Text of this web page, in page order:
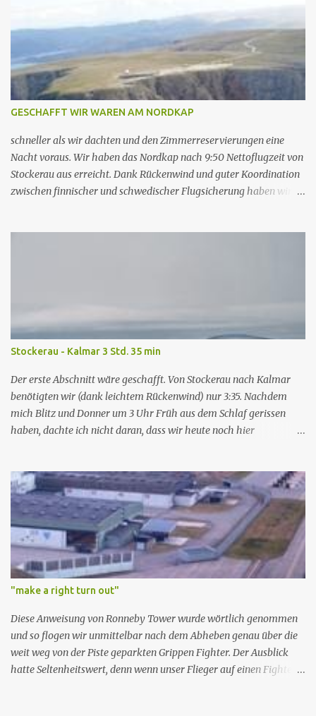
t
r
GESCHAFFT WIR WAREN AM NORDKAP
schneller als wir dachten und den Zimmerreservierungen eine
Nacht voraus. Wir haben das Nordkap nach 9:50 Nettoflugzeit von
Stockerau aus erreicht. Dank Rückenwind und guter Koordination
zwischen finnischer und schwedischer Flugsicherung haben wir
sind eine Stunde später von Hammerfest zum Nordkap (28 min.)
geflogen. In Hammerfest bekammen wir nach intensiven
für die Abrechnung zuständig - unsere weekly season card, die das
Fliegen in Norwegen sehr günstig macht. Den Flugplan (der erste
...
Stockerau - Kalmar 3 Std. 35 min
Der erste Abschnitt wäre geschafft. Von Stockerau nach Kalmar
benötigten wir (dank leichtem Rückenwind) nur 3:35. Nachdem
mich Blitz und Donner um 3 Uhr Früh aus dem Schlaf gerissen
haben, dachte ich nicht daran, dass wir heute noch hier
Dresden oder Berlin. Dazu ist es nicht gekommen. Gewitter waren
vor allem westlich von uns. Es ist nicht gerade beruhigend wenn
auf der Radarfrequenz alle Jets Ausweichkurse verlangen. Unsere
Strecke war frei. Nein, wir sind nicht Risikogeil, der Flieger hat ein
sehr gutes Stormscope mit dem wir die Gewitter einigermaßen
lokalisieren konnten. In Wolken waren wir trotzdem längere Zeit.
Speziell über dem Wasser. Allerdigs waren es gutmütige
Nordseewolken (Regen, ruhige Luft, kein Eis). Die Flugsicherung
war sehr kooperativ und es war uns möglich die Route ein bischen
abzukürzen. Bis heute bleibt die Auswahl der "richtigen" Airways
f...
"make a right turn out"
Diese Anweisung von Ronneby Tower wurde wörtlich genommen
und so flogen wir unmittelbar nach dem Abheben genau über die
weit weg von der Piste geparkten Grippen Fighter. Der Ausblick
hatte Seltenheitswert, denn wenn unser Flieger auf einen Fighter